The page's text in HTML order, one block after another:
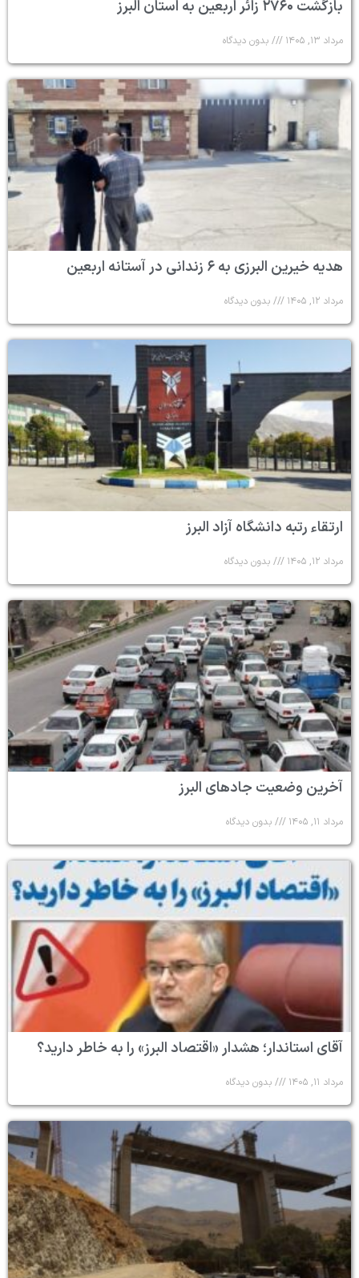
بازگشت ۲۷۶۰ زائر اربعین به استان البرز
مرداد ۱۳, ۱۴۰۵ بدون دیدگاه
هدیه خیرین البرزی به ۶ زندانی در آستانه اربعین
مرداد ۱۲, ۱۴۰۵ بدون دیدگاه
ارتقاء رتبه دانشگاه آزاد البرز
مرداد ۱۲, ۱۴۰۵ بدون دیدگاه
آخرین وضعیت جادهای البرز
مرداد ۱۱, ۱۴۰۵ بدون دیدگاه
آقای استاندار؛ هشدار «اقتصاد البرز» را به خاطر دارید؟
مرداد ۱۱, ۱۴۰۵ بدون دیدگاه